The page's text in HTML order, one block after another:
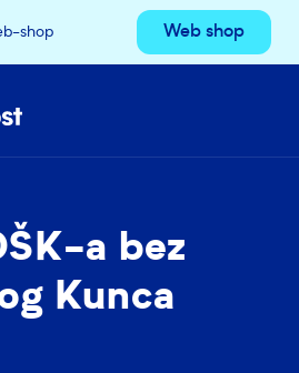
shop Web shop
a bez
Kunca